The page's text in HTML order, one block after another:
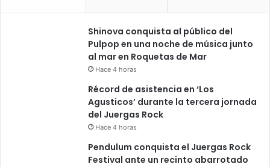
Shinova conquista al público del
Pulpop en una noche de música junto
al mar en Roquetas de Mar
Hace 4 horas
Récord de asistencia en ‘Los
Agusticos’ durante la tercera jornada
del Juergas Rock
Hace 4 horas
Pendulum conquista el Juergas Rock
Festival ante un recinto abarrotado